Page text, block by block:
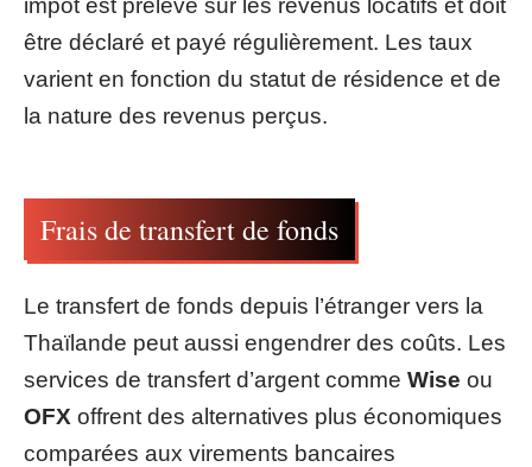
être déclaré et payé régulièrement. Les taux
varient en fonction du statut de résidence et de
la nature des revenus perçus.
Frais de transfert de fonds
Le transfert de fonds depuis l’étranger vers la
Thaïlande peut aussi engendrer des coûts. Les
services de transfert d’argent comme Wise ou
OFX offrent des alternatives plus économiques
comparées aux virements bancaires